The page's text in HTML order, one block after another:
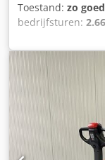
Toestand: zo
bedrijfsturen:
duplex,
SWE 120 S Atex
23021.7862
mm Lifting height
Hours 2668
OptionsZEER
* Mitrex
niet geleidende